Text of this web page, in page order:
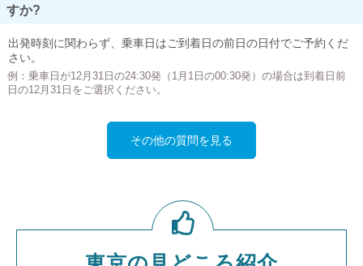
すか?
出発時刻に関わらず、乗車日はご到着日の前日の日付でご予約くだ
さい。
例：乗車日が12月31日の24:30発（1月1日の00:30発）の場合は到着日前
日の12月31日をご選択ください。
その他の質問を見る